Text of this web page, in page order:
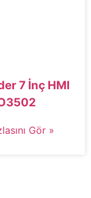
7 İnç HMI
Gör »